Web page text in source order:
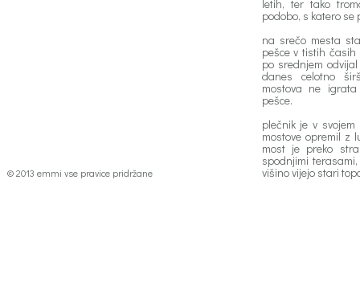
© 2013 emmi vse pravice pridržane
letih, ter tako
podobo, s katero
na srečo mesta
pešce v tistih
po srednjem
danes celotno
mostova ne
pešce.
plečnik je v
mostove opremil z
most je preko
spodnjimi
višino vijejo stari